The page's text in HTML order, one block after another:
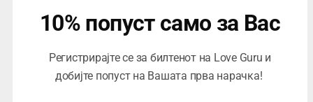
Саб – Нед: 10-18
10% попуст само за Вас
Регистрирајте се за билтенот на Love Guru и
добијте попуст на Вашата прва нарачка!